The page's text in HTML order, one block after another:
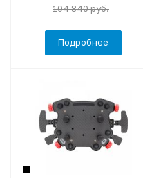
104 840руб.
Подробнее